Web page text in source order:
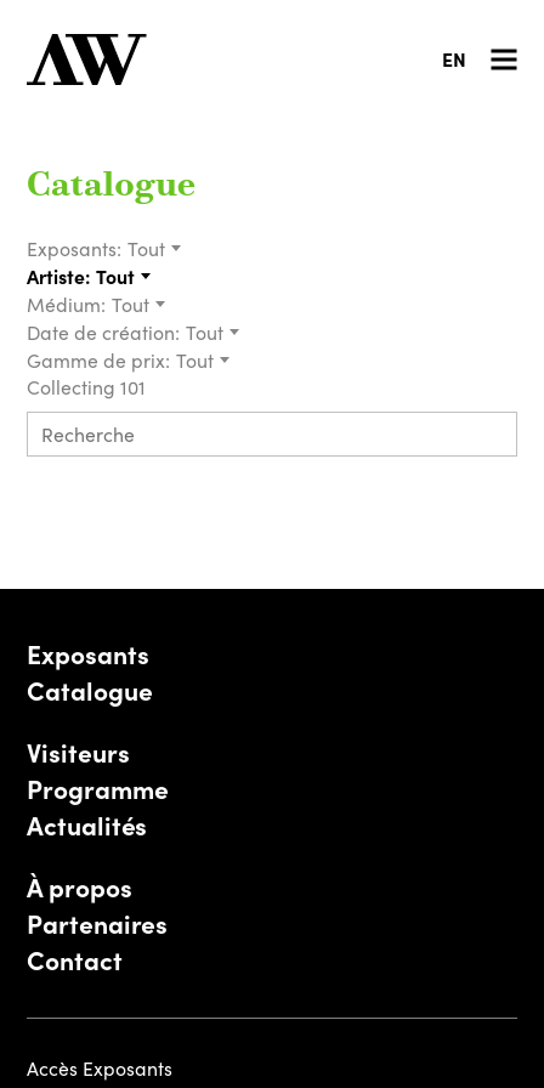
EN
Catalogue
Exposants: Tout
Artiste: Tout
Médium: Tout
Date de création: Tout
Gamme de prix: Tout
Collecting 101
Exposants
Catalogue
Visiteurs
Programme
Actualités
À propos
Partenaires
Contact
Accès Exposants